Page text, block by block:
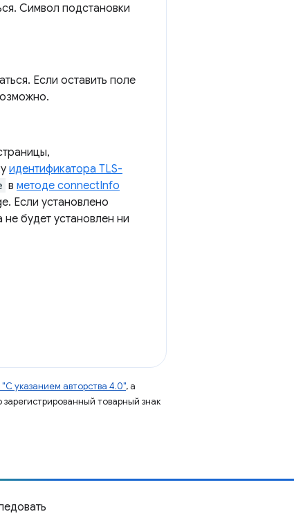
Символ подстановки
Если оставить поле
идентификатора TLS-
в методе connectInfo
Если установлено
не будет установлен ни
указанием авторства 4.0", а
зарегистрированный товарный знак